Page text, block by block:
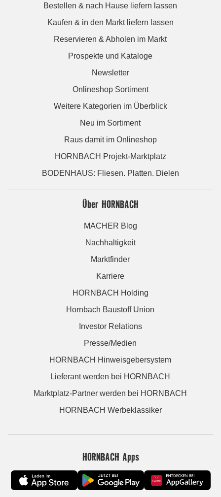
Bestellen & nach Hause liefern lassen
Kaufen & in den Markt liefern lassen
Reservieren & Abholen im Markt
Prospekte und Kataloge
Newsletter
Onlineshop Sortiment
Weitere Kategorien im Überblick
Neu im Sortiment
Raus damit im Onlineshop
HORNBACH Projekt-Marktplatz
BODENHAUS: Fliesen. Platten. Dielen
Über HORNBACH
MACHER Blog
Nachhaltigkeit
Marktfinder
Karriere
HORNBACH Holding
Hornbach Baustoff Union
Investor Relations
Presse/Medien
HORNBACH Hinweisgebersystem
Lieferant werden bei HORNBACH
Marktplatz-Partner werden bei HORNBACH
HORNBACH Werbeklassiker
HORNBACH Apps